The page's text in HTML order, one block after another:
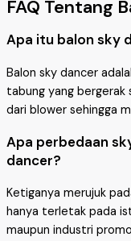
FAQ Tentang
Apa itu balon sky
Balon sky dancer
tabung yang bergerak
dari blower sehingga
Apa perbedaan
dancer?
Ketiganya merujuk
hanya terletak pada
maupun industri